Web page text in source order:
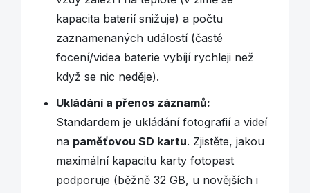
kapacita baterií snižuje) a počtu
zaznamenaných událostí (časté
focení/videa baterie vybíjí rychleji než
když se nic neděje).
Ukládání a přenos záznamů:
Standardem je ukládání fotografií a videí
na paměťovou SD kartu. Zjistěte, jakou
maximální kapacitu karty fotopast
podporuje (běžně 32 GB, u novějších i